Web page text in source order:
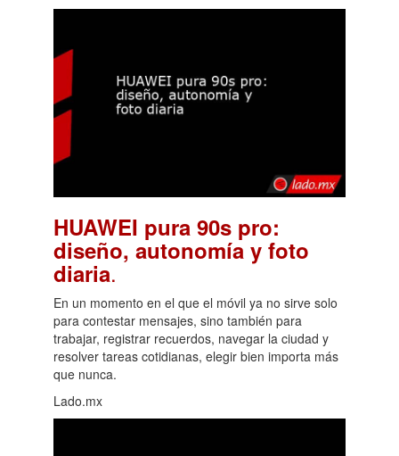
HUAWEI pura 90s pro:
diseño, autonomía y foto
diaria.
En un momento en el que el móvil ya no sirve solo
para contestar mensajes, sino también para
trabajar, registrar recuerdos, navegar la ciudad y
resolver tareas cotidianas, elegir bien importa más
que nunca.
Lado.mx